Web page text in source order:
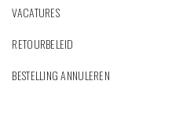
VACATURES
RETOURBELEID
BESTELLING ANNULEREN